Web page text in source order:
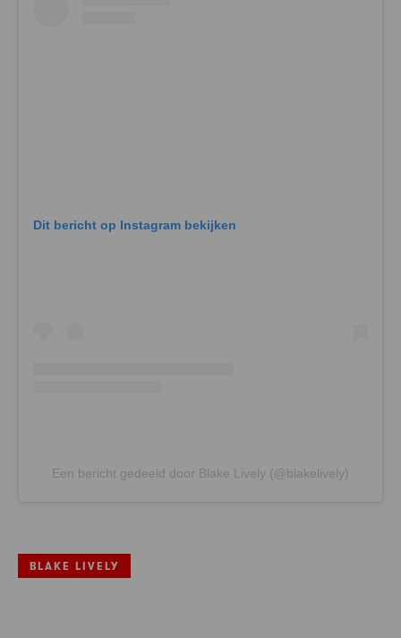
Dit bericht op Instagram bekijken
Een bericht gedeeld door Blake Lively (@blakelively)
BLAKE LIVELY